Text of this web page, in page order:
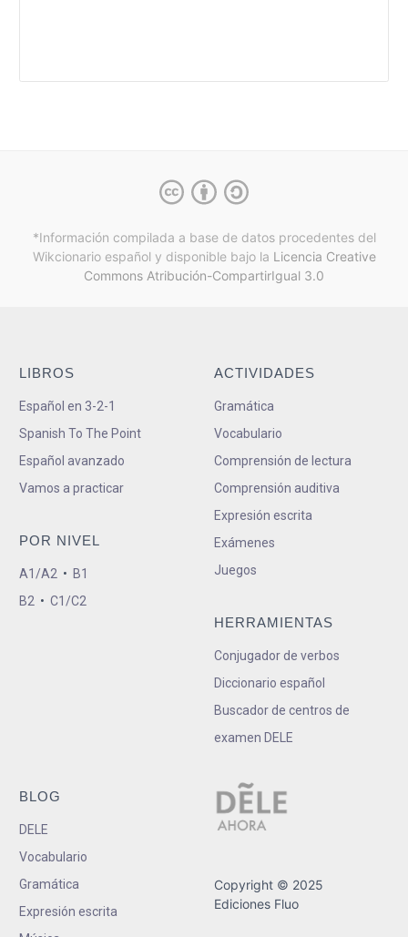
*Información compilada a base de datos procedentes del
Wikcionario español y disponible bajo la Licencia Creative
Commons Atribución-CompartirIgual 3.0
LIBROS
Español en 3-2-1
Spanish To The Point
Español avanzado
Vamos a practicar
POR NIVEL
A1/A2 • B1
B2 • C1/C2
ACTIVIDADES
Gramática
Vocabulario
Comprensión de lectura
Comprensión auditiva
Expresión escrita
Exámenes
Juegos
HERRAMIENTAS
Conjugador de verbos
Diccionario español
Buscador de centros de
examen DELE
BLOG
DELE
Vocabulario
Gramática
Expresión escrita
Copyright © 2025
Ediciones Fluo